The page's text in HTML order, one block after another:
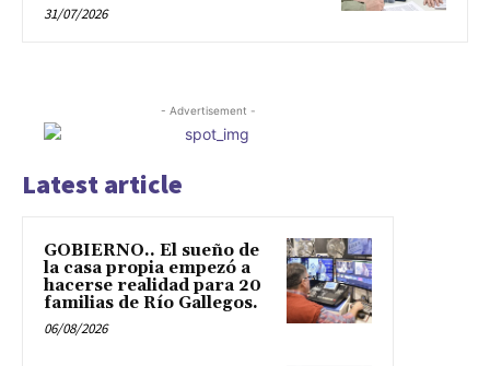
31/07/2026
- Advertisement -
Latest article
GOBIERNO.. El sueño de
la casa propia empezó a
hacerse realidad para 20
familias de Río Gallegos.
06/08/2026